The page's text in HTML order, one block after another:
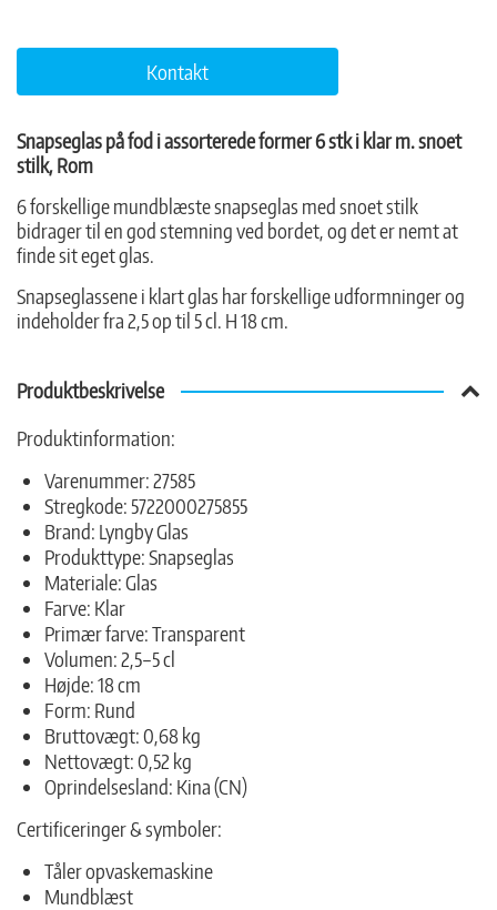
Kontakt
Snapseglas på fod i assorterede former 6 stk i klar m. snoet
stilk, Rom
6 forskellige mundblæste snapseglas med snoet stilk
bidrager til en god stemning ved bordet, og det er nemt at
finde sit eget glas.
Snapseglassene i klart glas har forskellige udformninger og
indeholder fra 2,5 op til 5 cl. H 18 cm.
Produktbeskrivelse
Produktinformation:
Varenummer: 27585
Stregkode: 5722000275855
Brand: Lyngby Glas
Produkttype: Snapseglas
Materiale: Glas
Farve: Klar
Primær farve: Transparent
Volumen: 2,5–5 cl
Højde: 18 cm
Form: Rund
Bruttovægt: 0,68 kg
Nettovægt: 0,52 kg
Oprindelsesland: Kina (CN)
Certificeringer & symboler:
Tåler opvaskemaskine
Mundblæst